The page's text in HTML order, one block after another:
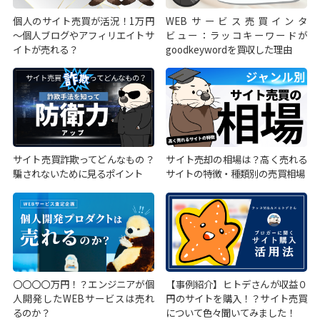
個人のサイト売買が活況！1万円
～個人ブログやアフィリエイトサ
イトが売れる？
WEBサービス売買インタ
ビュー：ラッコキーワードが
goodkeywordを買収した理由
サイト売買詐欺ってどんなもの？
騙されないために見るポイント
サイト売却の相場は？高く売れる
サイトの特徴・種類別の売買相場
〇〇〇〇万円！？エンジニアが個
人開発したWEBサービスは売れ
るのか？
【事例紹介】ヒトデさんが収益０
円のサイトを購入！？サイト売買
について色々聞いてみました！